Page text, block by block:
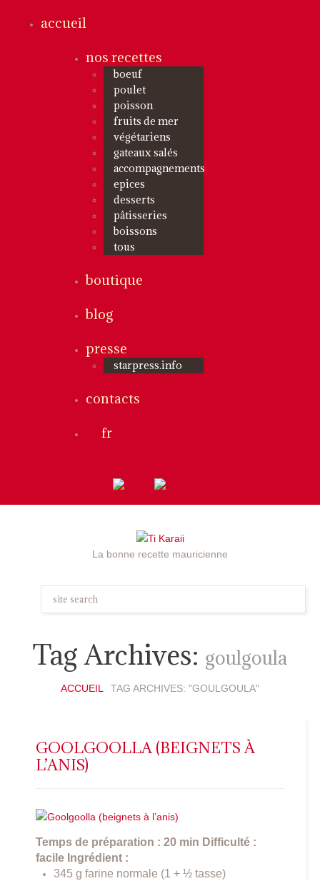
accueil
nos recettes
boeuf
poulet
poisson
fruits de mer
végétariens
gateaux salés
accompagnements
epices
desserts
pâtisseries
boissons
tous
boutique
blog
presse
starpress.info
contacts
fr
La bonne recette mauricienne
Tag Archives: goulgoula
ACCUEIL TAG ARCHIVES: "GOULGOULA"
GOOLGOOLLA (BEIGNETS À
L’ANIS)
Temps de préparation : 20 min Difficulté :
facile Ingrédient :
345 g farine normale (1 + ½ tasse)